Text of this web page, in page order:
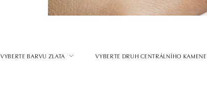
VYBERTE BARVU ZLATA VYBERTE DRUH CENTRÁLNÍHO KAMENE